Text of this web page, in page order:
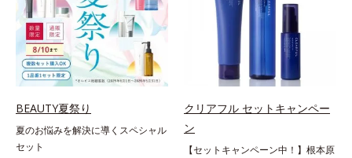
BEAUTY夏祭り
夏のお悩みを解決に導くスペシャル
セット
クリアフル セットキャンペー
ン
【セットキャンペーン中！】根本原